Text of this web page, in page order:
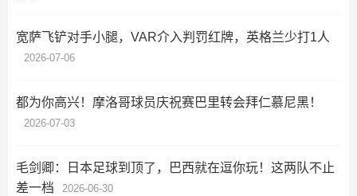
宽萨飞铲对手小腿，VAR介入判罚红牌，英格兰少打1人
2026-07-06
都为你高兴！摩洛哥球员庆祝赛巴里转会拜仁慕尼黑！
2026-07-03
毛剑卿：日本足球到顶了，巴西就在逗你玩！这两队不止
差一档
2026-06-30